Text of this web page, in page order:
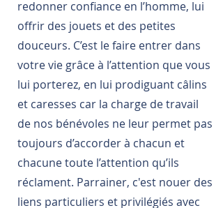
redonner confiance en l’homme, lui
offrir des jouets et des petites
douceurs. C’est le faire entrer dans
votre vie grâce à l’attention que vous
lui porterez, en lui prodiguant câlins
et caresses car la charge de travail
de nos bénévoles ne leur permet pas
toujours d’accorder à chacun et
chacune toute l’attention qu’ils
réclament. Parrainer, c'est nouer des
liens particuliers et privilégiés avec